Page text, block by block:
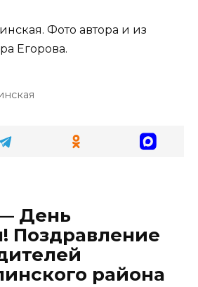
Фото автора и из
Егорова.
День
Поздравление
района